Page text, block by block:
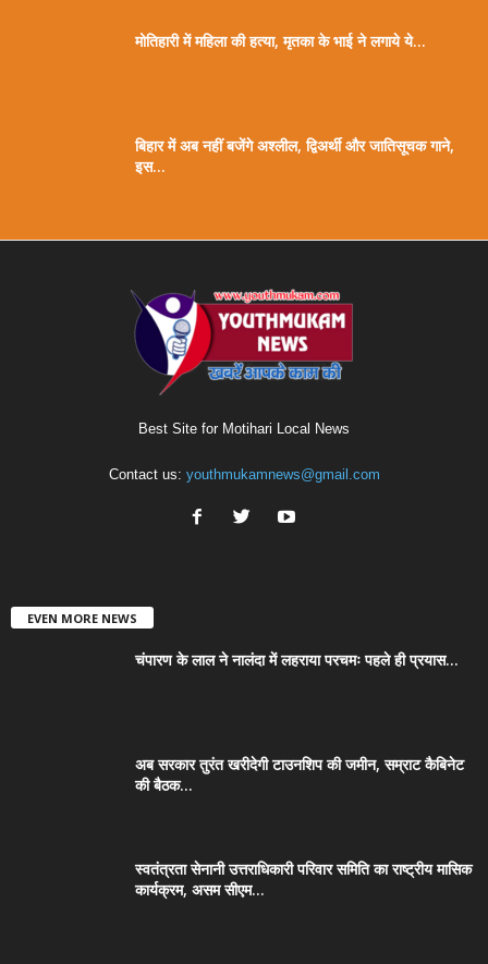
मोतिहारी में महिला की हत्या, मृतका के भाई ने लगाये ये...
बिहार में अब नहीं बजेंगे अश्लील, द्विअर्थी और जातिसूचक गाने,
इस...
Best Site for Motihari Local News
Contact us: youthmukamnews@gmail.com
EVEN MORE NEWS
चंपारण के लाल ने नालंदा में लहराया परचमः पहले ही प्रयास...
अब सरकार तुरंत खरीदेगी टाउनशिप की जमीन, सम्राट कैबिनेट
की बैठक...
स्वतंत्रता सेनानी उत्तराधिकारी परिवार समिति का राष्ट्रीय मासिक
कार्यक्रम, असम सीएम...